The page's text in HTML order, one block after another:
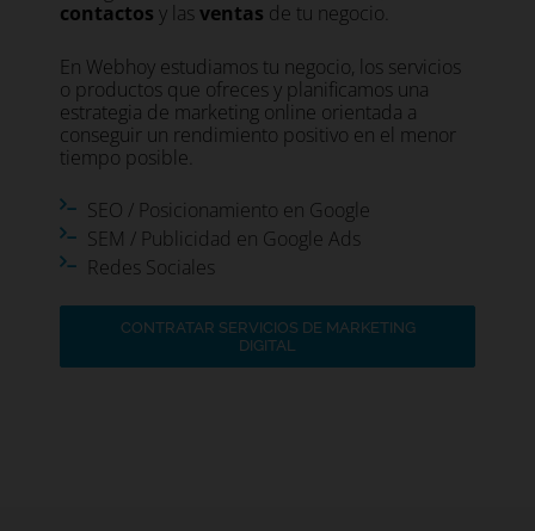
contactos y lasventas de tu negocio.
En Webhoy estudiamos tu negocio, los servicios
o productos que ofreces y planificamos una
estrategia de marketing online orientada a
conseguir un rendimiento positivo en el menor
tiempo posible.
SEO / Posicionamiento en Google
SEM / Publicidad en Google Ads
Redes Sociales
CONTRATAR SERVICIOS DE MARKETING
DIGITAL